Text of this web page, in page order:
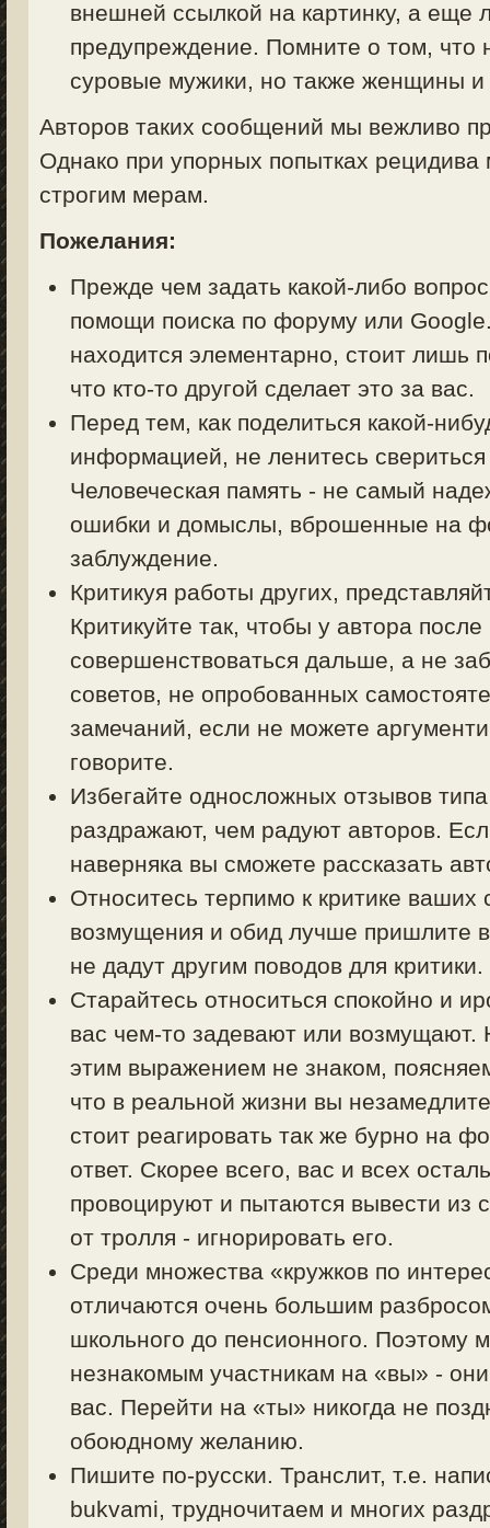
внешней ссылкой на картинку, а еще
предупреждение. Помните о том, что
суровые мужики, но также женщины и
Авторов таких сообщений мы вежливо
Однако при упорных попытках
строгим мерам.
Пожелания:
Прежде чем задать какой-либо
помощи поиска по форуму или
находится элементарно, стоит лишь
что кто-то другой сделает это за вас.
Перед тем, как поделиться какой-
информацией, не ленитесь
Человеческая память - не самый
ошибки и домыслы, вброшенные на
заблуждение.
Критикуя работы других,
Критикуйте так, чтобы у автора
совершенствоваться дальше, а не
советов, не опробованных
замечаний, если не можете
говорите.
Избегайте односложных отзывов
раздражают, чем радуют авторов.
наверняка вы сможете рассказать
Относитесь терпимо к критике
возмущения и обид лучше пришлите
не дадут другим поводов для критики.
Старайтесь относиться спокойно и
вас чем-то задевают или возмущают.
этим выражением не знаком,
что в реальной жизни вы
стоит реагировать так же бурно на
ответ. Скорее всего, вас и всех
провоцируют и пытаются вывести из
от тролля - игнорировать его.
Среди множества «кружков по
отличаются очень большим
школьного до пенсионного. Поэтому
незнакомым участникам на «вы» -
вас. Перейти на «ты» никогда не
обоюдному желанию.
Пишите по-русски. Транслит, т.е.
bukvami, трудночитаем и многих